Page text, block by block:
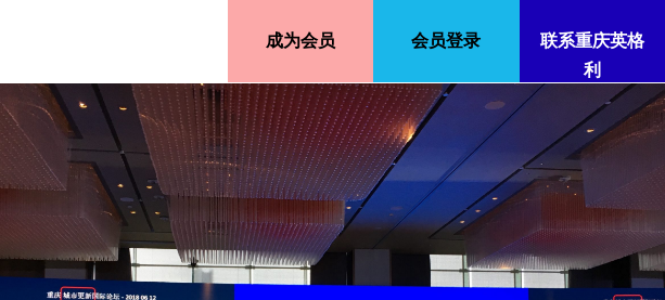
成为会员 会员登录
联系重庆英格
利